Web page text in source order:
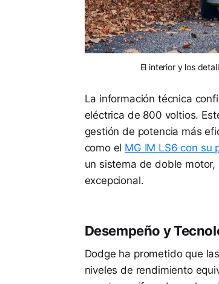
El interior y los
La información técnica
eléctrica de 800 voltios.
gestión de potencia más
como el MG IM LS6 con su
un sistema de doble
excepcional.
Desempeño y
Dodge ha prometido que
niveles de rendimiento